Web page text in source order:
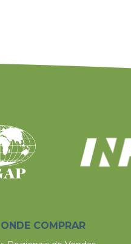
ONDE COMPRAR